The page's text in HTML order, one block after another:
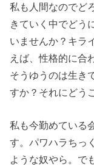
私も人間なのでど
きていく中でどう
いませんか？キラ
えば、性格的に合
そうゆうのは生き
すか？それにどう
私も今勤めている
す。パワハラちっ
ような奴やら。で